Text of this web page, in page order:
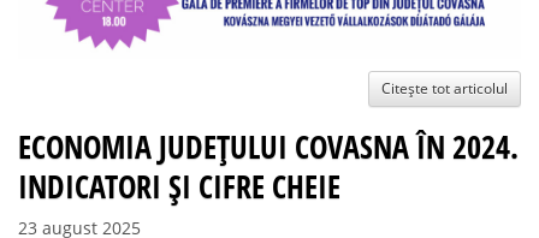
Citește tot articolul
ECONOMIA JUDEȚULUI COVASNA ÎN 2024.
INDICATORI ȘI CIFRE CHEIE
23 august 2025